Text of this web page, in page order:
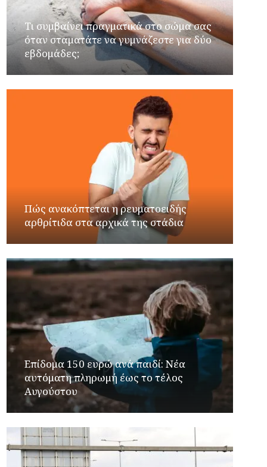
Τι συμβαίνει πραγματικά στο σώμα σας
όταν σταματάτε να γυμνάζεστε για δύο
εβδομάδες;
Πώς ανακόπτεται η ρευματοειδής
αρθρίτιδα στα αρχικά της στάδια
Επίδομα 150 ευρώ ανά παιδί: Νέα
αυτόματη πληρωμή έως το τέλος
Αυγούστου